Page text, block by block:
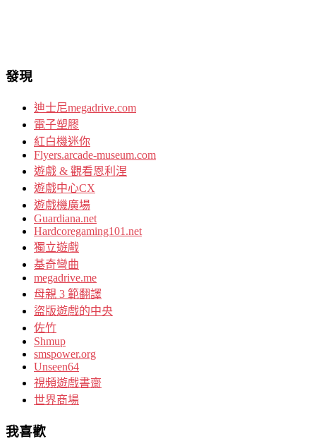
發現
迪士尼megadrive.com
電子塑膠
紅白機迷你
Flyers.arcade-museum.com
遊戲 & 觀看恩利涅
遊戲中心CX
遊戲機廣場
Guardiana.net
Hardcoregaming101.net
獨立遊戲
基奇彎曲
megadrive.me
母親 3 範翻譯
盜版遊戲的中央
佐竹
Shmup
smspower.org
Unseen64
視頻遊戲書齋
世界商場
我喜歡